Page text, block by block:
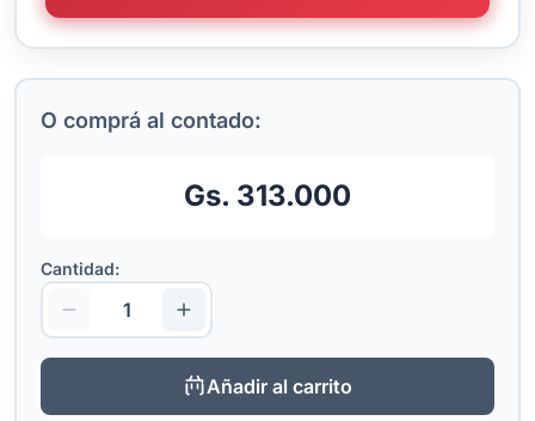
O comprá al contado:
Gs. 313.000
Cantidad:
Añadir al carrito